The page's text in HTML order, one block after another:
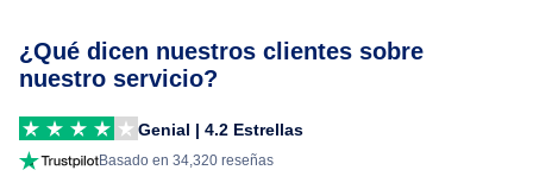
¿Qué dicen nuestros clientes sobre
nuestro servicio?
Genial | 4.2 Estrellas
Basado en 34,320 reseñas